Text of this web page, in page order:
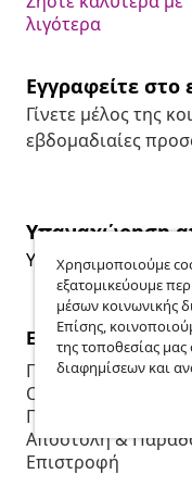
λιγότερα
Εγγραφείτε στο
Γίνετε μέλος της
εβδομαδιαίες
Υπαναχώρηση
Υποβάλετε αίτημα
Εξυπηρέτηση
Παρακολουθήστε
Ο λογαριασμός μου
Πληρωμή
Αποστολή &
Επιστροφή
Χρησιμοποιούμε
εξατομικεύουμε
μέσων κοινωνικής
Επίσης,
της τοποθεσίας
διαφημίσεων και